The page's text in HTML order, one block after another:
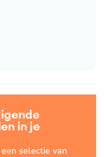
in je
selectie van